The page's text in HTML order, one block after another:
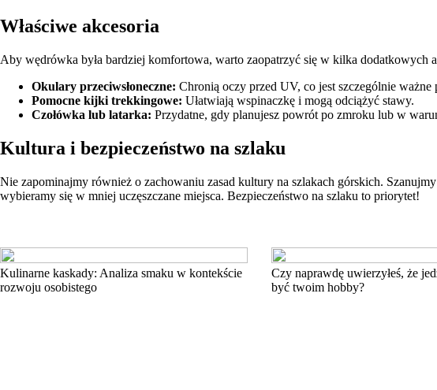
Właściwe akcesoria
Aby wędrówka była bardziej komfortowa, warto zaopatrzyć się w kilka dodatkowych
Okulary przeciwsłoneczne: Chronią oczy przed UV, co jest szczególnie
Pomocne kijki trekkingowe: Ułatwiają wspinaczkę i mogą odciążyć stawy.
Czołówka lub latarka: Przydatne, gdy planujesz powrót po zmroku lub w
Kultura i bezpieczeństwo na szlaku
Nie zapominajmy również o zachowaniu zasad kultury na szlakach górskich.
wybieramy się w mniej uczęszczane miejsca. Bezpieczeństwo na szlaku to priorytet!
Kulinarne kaskady: Analiza smaku w kontekście
rozwoju osobistego
Czy naprawdę uwierzyłeś, że
być twoim hobby?